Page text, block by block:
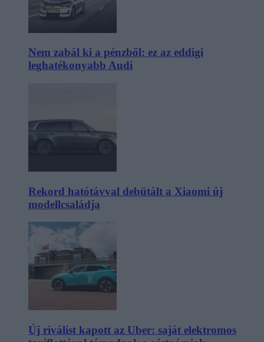
Nem zabál ki a pénzből: ez az eddigi
leghatékonyabb Audi
Rekord hatótávval debütált a Xiaomi új
modellcsaládja
Új riválist kapott az Uber: saját elektromos